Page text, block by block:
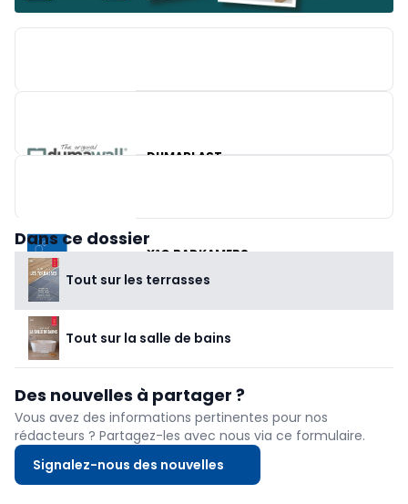
DUMAPLAST
X²O BADKAMERS
Dans ce dossier
Tout sur les terrasses
Tout sur la salle de bains
Des nouvelles à partager ?
Vous avez des informations pertinentes pour nos
rédacteurs ? Partagez-les avec nous via ce formulaire.
Signalez-nous des nouvelles